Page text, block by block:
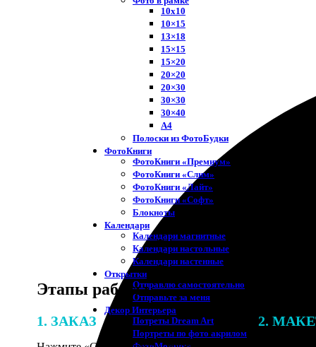
10х10
10×15
13×18
15×15
15×20
20×20
20×30
30×30
30×40
A4
Полоски из ФотоБудки
ФотоКниги
ФотоКниги «Премиум»
ФотоКниги «Слим»
ФотоКниги «Лайт»
ФотоКниги «Софт»
Блокноты
Календари
Календари магнитные
Календари настольные
Календари настенные
Открытки
Отправлю самостоятельно
Отправьте за меня
Декор Интерьера
Потреты Dream Art
Портреты по фото акрилом
Этапы работы
1. ЗАКАЗ 2.